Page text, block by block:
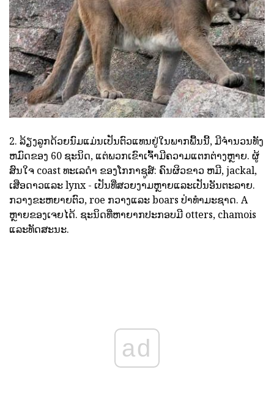
2. ລ້ຽງລູກດ້ວຍນົມແມ່ນເປັນຕົວແທນຢູ່ໃນພາກພື້ນນີ້, ມີຈໍານວນທັງ
ຫມົດຂອງ 60 ຊະນິດ, ແຕ່ພວກເຂົາເຈົ້າມີຄວາມແຕກຕ່າງຫຼາຍ. ຜູ້
ສົນໃຈ coast ທະເລດໍາ ຂອງໂກກາຊູສ໌: ຄົນຜິວຂາວ ຫມີ, jackal,
ເສືອດາວແລະ lynx - ເປັນທີ່ສວຍງາມຫຼາຍແລະເປັນອັນຕະລາຍ.
ກວາງຂະຫຍາຍຕົວ, roe ກວາງແລະ boars ປ່າທໍາມະຊາດ. A
ຫຼາຍຂອງເຈຍໄດ້. ຊະນິດທີ່ຫາຍາກປະກອບມີ otters, chamois
ແລະທັດສະນະ.
ad